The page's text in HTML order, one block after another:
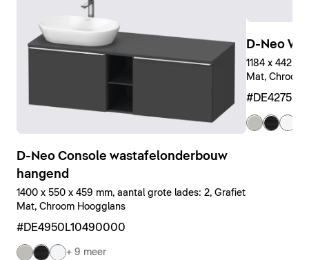
D-Neo Console wastafelonderbouw
hangend
1400 x 550 x 459 mm, aantal grote lades: 2, Grafiet
Mat, Chroom Hoogglans
#DE4950L10490000
+ 9 meer
D-Neo
1184 x 442 x
Mat, Chroom